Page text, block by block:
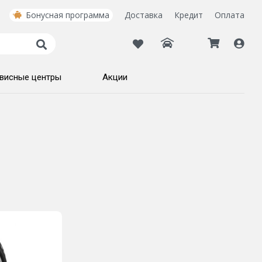
Бонусная программа Доставка Кредит Оплата
центры Акции